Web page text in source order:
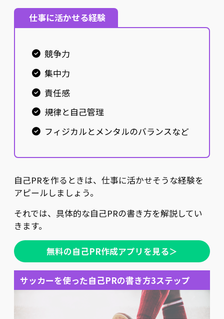
仕事に活かせる経験
競争力
集中力
責任感
規律と自己管理
フィジカルとメンタルのバランスなど
自己PRを作るときは、仕事に活かせそうな経験を
アピールしましょう。
それでは、具体的な自己PRの書き方を解説してい
きます。
無料の自己PR作成アプリを見る＞
サッカーを使った自己PRの書き方3ステップ